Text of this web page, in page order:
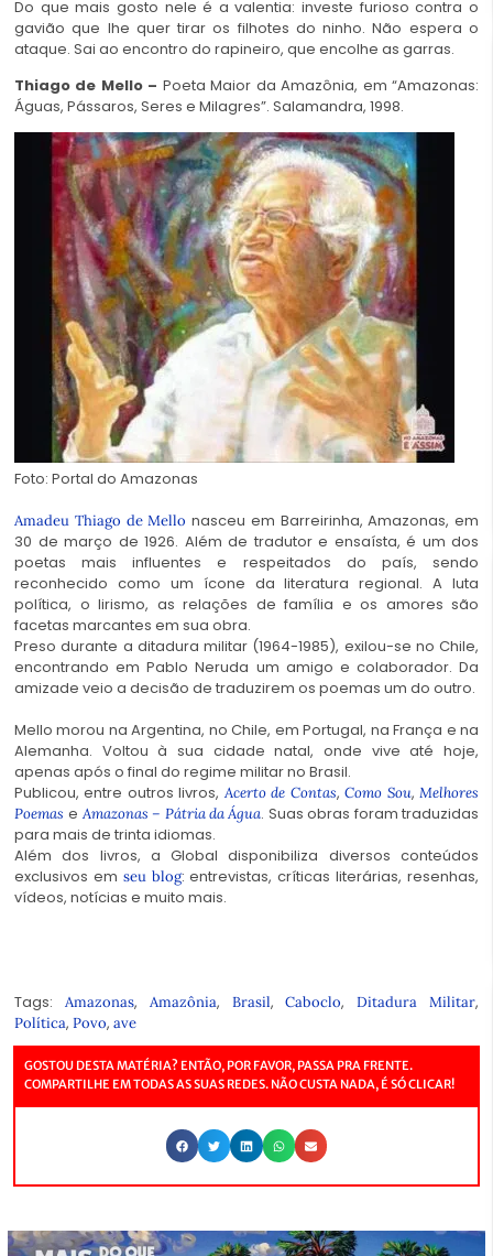
Do que mais gosto nele é a valentia: investe furioso contra o
gavião que lhe quer tirar os filhotes do ninho. Não espera o
ataque. Sai ao encontro do rapineiro, que encolhe as garras.
Thiago de Mello– Poeta Maior da Amazônia, em “Amazonas:
Águas, Pássaros, Seres e Milagres”. Salamandra, 1998.
Foto: Portal do Amazonas
Amadeu Thiago de Mello nasceu em Barreirinha, Amazonas, em
30 de março de 1926. Além de tradutor e ensaísta, é um dos
poetas mais influentes e respeitados do país, sendo
reconhecido como um ícone da literatura regional. A luta
política, o lirismo, as relações de família e os amores são
facetas marcantes em sua obra.
Preso durante a ditadura militar (1964-1985), exilou-se no Chile,
encontrando em Pablo Neruda um amigo e colaborador. Da
amizade veio a decisão de traduzirem os poemas um do outro.
Mello morou na Argentina, no Chile, em Portugal, na França e na
Alemanha. Voltou à sua cidade natal, onde vive até hoje,
apenas após o final do regime militar no Brasil.
Publicou, entre outros livros, Acerto de Contas,Como Sou,Melhores
Poemas e Amazonas – Pátria da Água. Suas obras foram traduzidas
para mais de trinta idiomas.
Além dos livros, a Global disponibiliza diversos conteúdos
exclusivos em seu blog: entrevistas, críticas literárias, resenhas,
vídeos, notícias e muito mais.
Tags: Amazonas, Amazônia, Brasil,Caboclo,Ditadura Militar,
Política, Povo, ave
GOSTOU DESTA MATÉRIA? ENTÃO, POR FAVOR, PASSA PRA FRENTE.
COMPARTILHE EM TODAS AS SUAS REDES. NÃO CUSTA NADA, É SÓ CLICAR!